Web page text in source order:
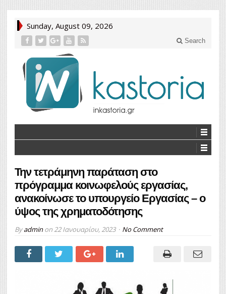
Sunday, August 09, 2026
Search
Την τετράμηνη παράταση στο
πρόγραμμα κοινωφελούς εργασίας,
ανακοίνωσε το υπουργείο Εργασίας – ο
ύψος της χρηματοδότησης
Byadminon 22 Ιανουαρίου, 2023 No Comment